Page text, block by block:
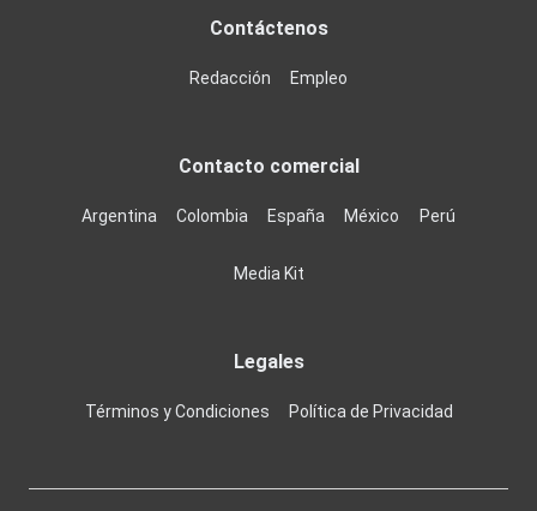
Contáctenos
Redacción Empleo
Contacto comercial
Argentina Colombia España México Perú
Media Kit
Legales
Términos y Condiciones Política de Privacidad